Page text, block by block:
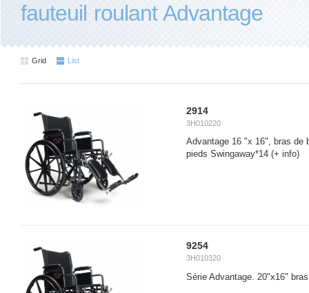
fauteuil roulant Advantage
Grid List
2914
3H010220
Advantage 16 "x 16", bras de
pieds Swingaway*14 (+ info)
9254
3H010320
Série Advantage. 20"x16"